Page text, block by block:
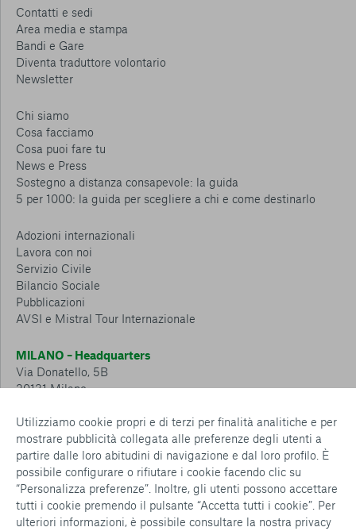
Utilizziamo cookie propri e di terzi per finalità analitiche e per
mostrare pubblicità collegata alle preferenze degli utenti a
partire dalle loro abitudini di navigazione e dal loro profilo. È
possibile configurare o rifiutare i cookie facendo clic su
“Personalizza preferenze”. Inoltre, gli utenti possono accettare
tutti i cookie premendo il pulsante “Accetta tutti i cookie”. Per
ulteriori informazioni, è possibile consultare la nostra privacy
Contatti e sedi
Area media e stampa
Bandi e Gare
Diventa traduttore volontario
Newsletter
Chi siamo
Cosa facciamo
Cosa puoi fare tu
News e Press
Sostegno a distanza consapevole: la guida
5 per 1000: la guida per scegliere a chi e come destinarlo
Adozioni internazionali
Lavora con noi
Servizio Civile
Bilancio Sociale
Pubblicazioni
AVSI e Mistral Tour Internazionale
MILANO – Headquarters
Via Donatello, 5B
20131 Milano
CESENA – Sostegno a distanza
Via Padre Vicinio da Sarsina, 216
47521 Cesena
Tel.: 0547 360 811
Detrazioni e deduzioni fiscali sulle donazioni: cosa sapere e